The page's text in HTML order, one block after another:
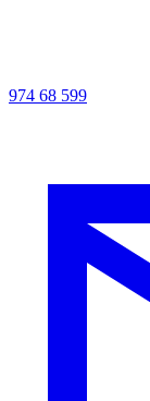
974 68 599